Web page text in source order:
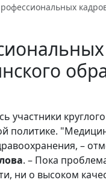
участники
политике.
–
. – Пока
ни о высоком